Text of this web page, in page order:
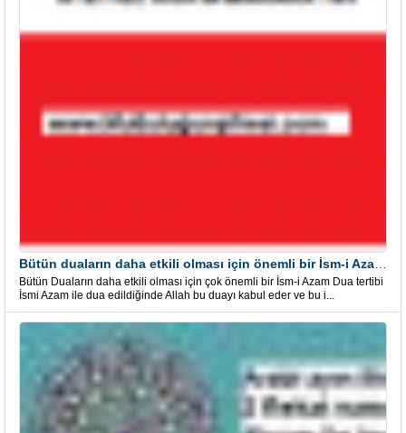
Bütün Duaların daha etkili olması için çok önemli bir İsm-i Azam Dua tertibi
İsmi Azam ile dua edildiğinde Allah bu duayı kabul eder ve bu i...